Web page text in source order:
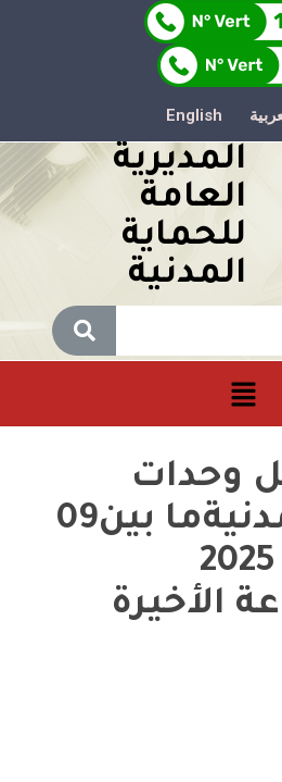
English
المديرية
العامة
للحماية
المدنية
وحدات
الحماية المدنيةما بين09
إلى10 جوان 2025